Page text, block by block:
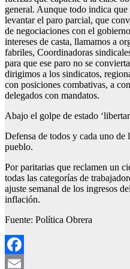
general. Aunque todo indica
levantar el paro parcial, que
de negociaciones con el
intereses de casta, llamamos a
fabriles, Coordinadoras
para que ese paro no se
dirigimos a los sindicatos,
con posiciones combativas, a
delegados con mandatos.
Abajo el golpe de estado
Defensa de todos y cada uno de
pueblo.
Por paritarias que reclamen un
todas las categorías de
ajuste semanal de los ingresos
inflación.
Fuente: Política Obrera
Facebook